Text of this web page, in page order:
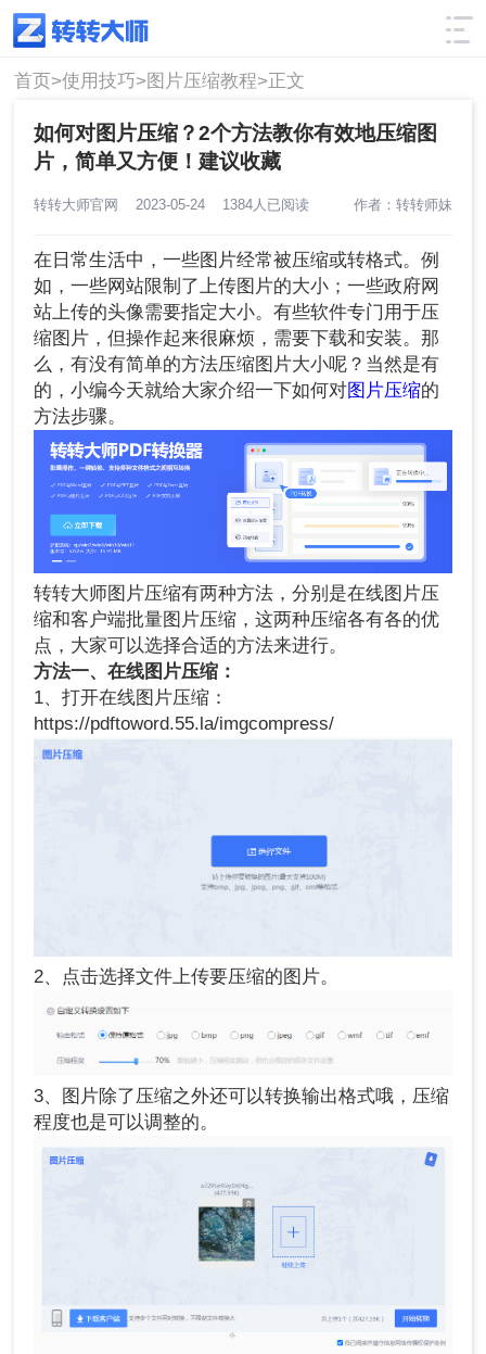
使用技巧 筛选
首页>使用技巧>图片压缩教程>正文
如何对图片压缩？2个方法教你有效地压缩图
片，简单又方便！建议收藏
转转大师官网 2023-05-24 1384人已阅读 作者：转转师妹
在日常生活中，一些图片经常被压缩或转格式。例
如，一些网站限制了上传图片的大小；一些政府网
站上传的头像需要指定大小。有些软件专门用于压
缩图片，但操作起来很麻烦，需要下载和安装。那
么，有没有简单的方法压缩图片大小呢？当然是有
的，小编今天就给大家介绍一下如何对图片压缩的
方法步骤。
转转大师图片压缩有两种方法，分别是在线图片压
缩和客户端批量图片压缩，这两种压缩各有各的优
点，大家可以选择合适的方法来进行。
方法一、在线图片压缩：
1、打开在线图片压缩：
https://pdftoword.55.la/imgcompress/
2、点击选择文件上传要压缩的图片。
3、图片除了压缩之外还可以转换输出格式哦，压缩
程度也是可以调整的。